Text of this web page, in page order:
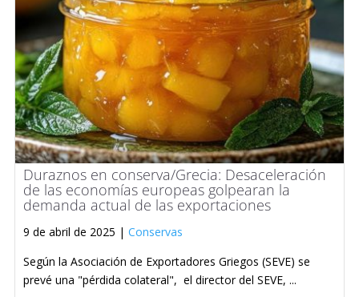
Duraznos en conserva/Grecia: Desaceleración
de las economías europeas golpearan la
demanda actual de las exportaciones
9 de abril de 2025 | Conservas
Según la Asociación de Exportadores Griegos (SEVE) se
prevé una "pérdida colateral", el director del SEVE, ...